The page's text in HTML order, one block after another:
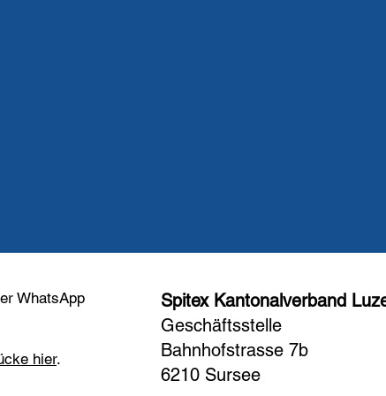
WhatsApp
hier.
Spitex Kantonalverband
Geschäftsstelle
Bahnhofstrasse 7b
6210 Sursee